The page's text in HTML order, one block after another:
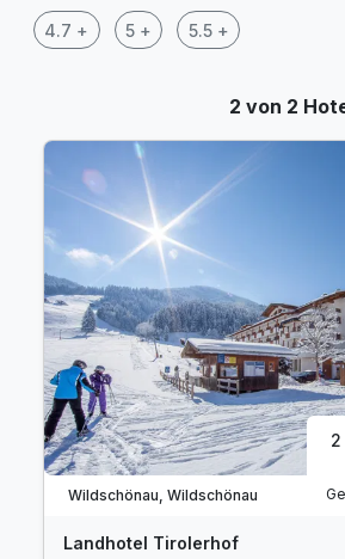
4.7 + 5 + 5.5 +
2 von 2
Wildschönau, Wildschönau
Landhotel Tirolerhof